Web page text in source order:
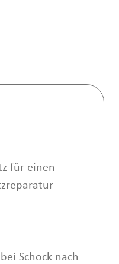
für einen
Schock nach